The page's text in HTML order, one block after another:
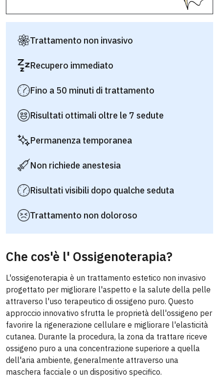
Trattamento non invasivo
Recupero immediato
Fino a 50 minuti di trattamento
Risultati ottimali oltre le 7 sedute
Permanenza temporanea
Non richiede anestesia
Risultati visibili dopo qualche seduta
Trattamento non doloroso
Che cos'è l' Ossigenoterapia?
L'ossigenoterapia è un trattamento estetico non invasivo
progettato per migliorare l'aspetto e la salute della pelle
attraverso l'uso terapeutico di ossigeno puro. Questo
approccio innovativo sfrutta le proprietà dell'ossigeno per
favorire la rigenerazione cellulare e migliorare l'elasticità
cutanea. Durante la procedura, la zona da trattare riceve
ossigeno puro a una concentrazione superiore a quella
dell'aria ambiente, generalmente attraverso una
maschera facciale o un dispositivo specifico.